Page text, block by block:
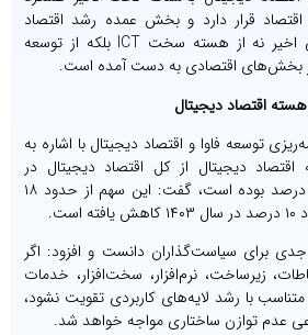
قرار دارد و بخش عمده رشد اقتصاد
دیجیتال ایران در سال‌های اخیر نه از هسته سخت ICT بلکه از توسعه
بخش‌های اقتصادی به دست آمده است.
اقتصاد دیجیتال
توسعه فاوا و اقتصاد دیجیتال با اشاره به
دیجیتال از کل اقتصاد دیجیتال در
سال‌های اخیر حدود ۱۲.۵ درصد بوده است، گفت: این سهم از حدود ۱۸
برای سیاست‌گذاران دانست و افزود: اگر
زیرساخت، نرم‌افزار، سخت‌افزار، خدمات
با رشد لایه‌های کاربردی تقویت نشود،
عدم توازن ساختاری مواجه خواهد شد.